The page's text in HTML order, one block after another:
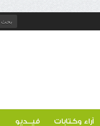
آراء وكتابات فيــديو